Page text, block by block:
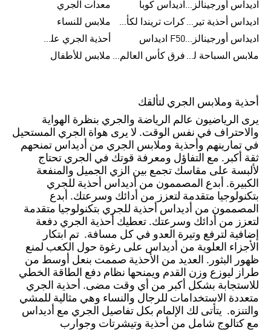
اديداس أورجينالز ملابس للنساء اديداس كوبا
معدات الجري
اديداس أحذية تيريكس
كرات تريندا لكأس العالم FIFA 26™
ملابس للنساء
اديداس أورجينالز صنادل للنساءF50 اديداس
أحذية الجري على الطرق الوعرة للرجال
ملابس السباحة للنساء
فرق كأس العالم FIFA 26™ ملابس للأطفال
أحذية وملابس الجري لتألقك
يرى الرياضيون عالم الرياضة والجري بنظرة الهواية
والاحتراف في نفس الوقت. لا يرى هواة الجري المستحيل
في تمارينهم وأحذية وملابس الجري من أديداس تمنحهم
ثقة أكبر. مع التفاؤل ومعرفة قوتك في الجري تحتاج
لألبسة على مقاسك تجمع بين الزي الجميل والمنفعة
الكبيرة. أبدع المصممون من أديداس أحذية للجري
بتكنولوجيا متقدمة لتعزز من أدائك وسرعتك. أبدع
المصممون من أديداس أحذية للجري بتكنولوجيا متقدمة
لتعزز من أدائك وسرعتك. تعطيك أحذية الجري دفعة
إضافية لترفع وتيرة العدو في كل مسافة. تم ابتكار
الأجزاء العلوية من أديداس على رغوة حول الكعب لمنع
ظهور البثور. العديد من الأحذية صممت بنعل أوسط من
طراز ليوزع وزن القدم ويمنحها نظام دفع الطاقة الخطي
للاستجابة بشكل أكبر من أي وقت مضى. أحذية الجري
متعددة الاستخدامات للرجال والنساء وهي مثالية للمشي
والتنزه. يتأتى لك الإلمام بكل تفاصيل الجري مع أديداس
مع كتالوج شامل من أحذية وتيشرتات وجوارب